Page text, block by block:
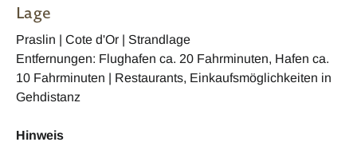
Lage
Praslin | Cote d'Or | Strandlage
Entfernungen: Flughafen ca. 20 Fahrminuten, Hafen ca.
10 Fahrminuten | Restaurants, Einkaufsmöglichkeiten in
Gehdistanz
Hinweis